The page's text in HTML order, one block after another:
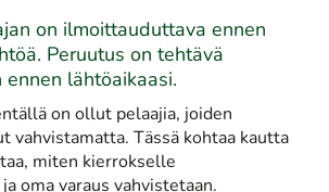
on ilmoittauduttava ennen
Peruutus on tehtävä
ennen lähtöaikaasi.
on ollut pelaajia, joiden
vahvistamatta. Tässä kohtaa kautta
miten kierrokselle
oma varaus vahvistetaan.